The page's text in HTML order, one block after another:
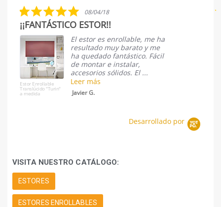
08/04/18
es enrollable, me ha
muy barato y me
quedado fantástico. Fácil
montar e instalar,
sólidos. El ...
más
03/
Desarrollado por
VISITA NUESTRO CATÁLOGO:
ESTORES
ESTORES ENROLLABLES